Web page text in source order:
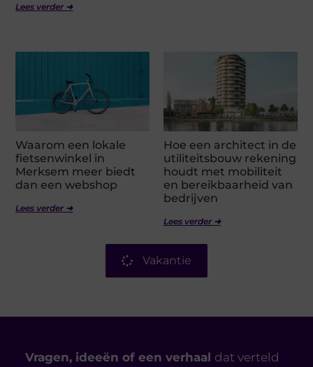
Lees verder ➜
Waarom een lokale
fietsenwinkel in
Merksem meer biedt
dan een webshop
Lees verder ➜
Hoe een architect in de
utiliteitsbouw rekening
houdt met mobiliteit
en bereikbaarheid van
bedrijven
Lees verder ➜
Vakantie
Vragen, ideeën of een verhaal dat verteld